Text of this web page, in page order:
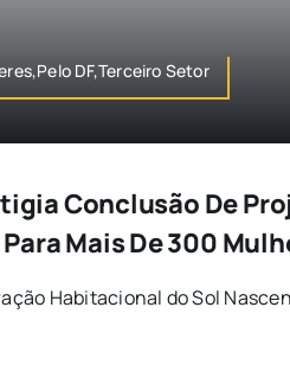
DF,Terceiro Setor
Conclusão De
Mais De 300
Habitacional do Sol